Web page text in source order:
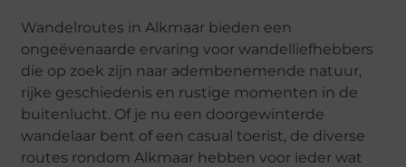
Wandelroutes in Alkmaar bieden een
ongeëvenaarde ervaring voor wandelliefhebbers
die op zoek zijn naar adembenemende natuur,
rijke geschiedenis en rustige momenten in de
buitenlucht. Of je nu een doorgewinterde
wandelaar bent of een casual toerist, de diverse
routes rondom Alkmaar hebben voor ieder wat